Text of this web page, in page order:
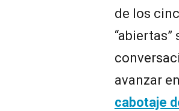
de los
avanzar
cabotaje